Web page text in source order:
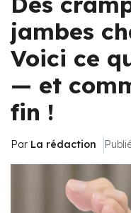
jambes
Voici ce
— et
fin !
Par La rédaction